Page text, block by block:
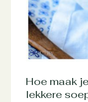
Hoe maak
lekkere